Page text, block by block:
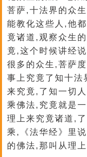
菩萨,十法界的众
能教化这些人,他
竟诸道,观察众生
竟,这个时候讲经
很多的众生,菩萨
事上究竟了知十
来究竟,了知一切
乘佛法,究竟就是
理上来究竟诸道,
乘,《法华经》里
的佛法,那叫从理上